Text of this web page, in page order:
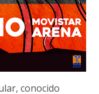
conocido